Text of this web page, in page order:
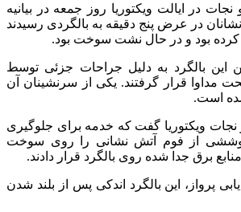
در ایالت ویکتوریا روز جمعه در بیانیه
در عرض پنج دقیقه به بالگردی رسیدند
کرده بود و در حال نشت سوخت بود.
بالگرد به دلیل جراحات جزئی توسط
مداوا قرار گرفتند. یکی از سرنشینان آن
است.
ویکتوریا گفت که خدمه برای جلوگیری
از فوم آتش نشانی را روی سوخت
برق جدا شده روی بالگرد قرار دادند.
پرواز، این بالگرد اندکی پس از بلند شدن